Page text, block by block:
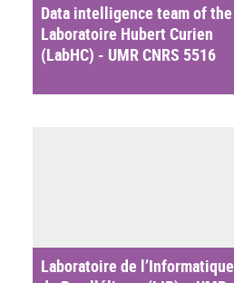
Data intelligence team of the
Laboratoire Hubert Curien
(LabHC) - UMR CNRS 5516
Laboratoire de l’Informatique